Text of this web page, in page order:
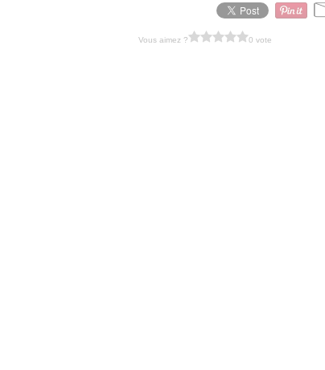
Vous aimez ? 0 vote